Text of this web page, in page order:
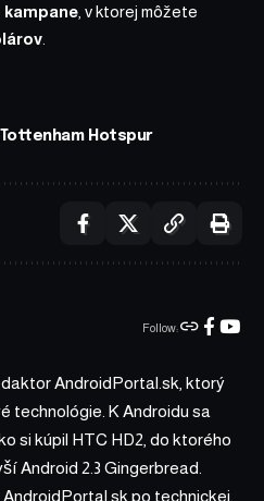
, v ktorej môžete
Tottenham Hotspur
Follow:
AndroidPortal.sk, ktorý
technológie. K Androidu sa
si kúpil HTC HD2, do ktorého
Android 2.3 Gingerbread.
po technickej,